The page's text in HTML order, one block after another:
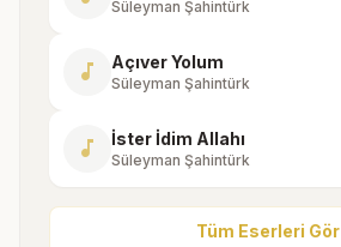
Süleyman Şahintürk
music_note Açıver Yolum
Süleyman Şahintürk
music_note İster İdim Allahı
Süleyman Şahintürk
Tüm Eserleri Gör